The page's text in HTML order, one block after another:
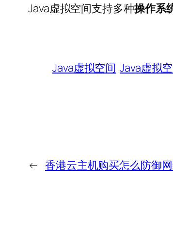
Java虚拟空间支持多种操作系
Java虚拟空间 Java虚拟
← 香港云主机购买怎么防御